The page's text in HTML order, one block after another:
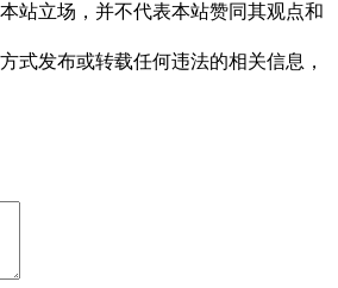
站立场，并不代表本站赞同其观点和
式发布或转载任何违法的相关信息，